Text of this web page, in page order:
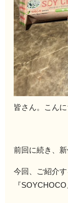
皆さん。こん
前回に続き、
今回、ご紹介
『